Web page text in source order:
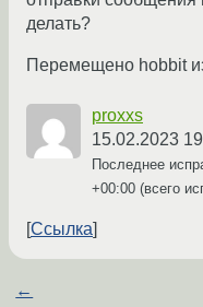
делать?
Перемещено hobbit
proxxs
15.02.2023
Последнее
+00:00 (всего
Ссылка
←